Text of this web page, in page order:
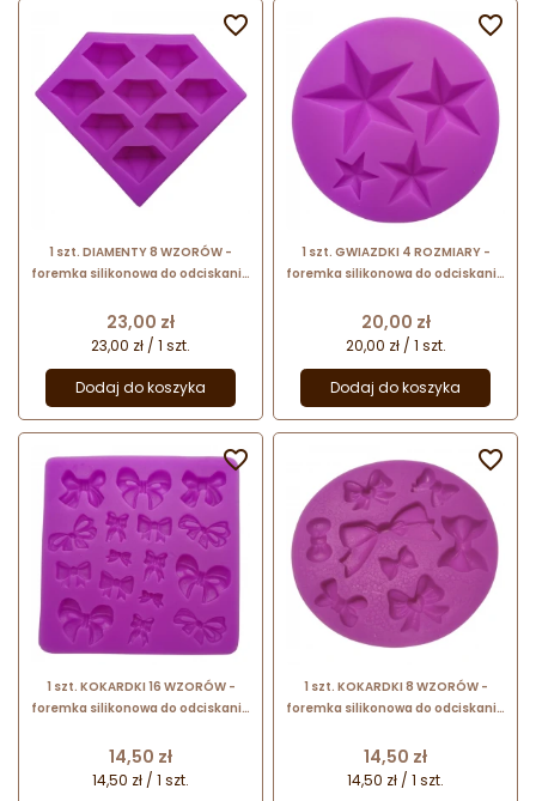
1 szt. DIAMENTY 8 WZORÓW -
foremka silikonowa do odciskania
Cena
23,00 zł
23,00 zł / 1 szt.
Dodaj do koszyka

1 szt. GWIAZDKI 4 ROZMIARY -
foremka silikonowa do odciskania
Cena
20,00 zł
20,00 zł / 1 szt.
Dodaj do koszyka

1 szt. KOKARDKI 16 WZORÓW -
foremka silikonowa do odciskania
Cena
14,50 zł
14,50 zł / 1 szt.

1 szt. KOKARDKI 8 WZORÓW -
foremka silikonowa do odciskania
Cena
14,50 zł
14,50 zł / 1 szt.
